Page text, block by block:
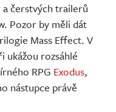
čerstvých trailerů
Pozor by měli dát
Mass Effect. V
ukážou rozsáhlé
RPG Exodus,
nástupce právě